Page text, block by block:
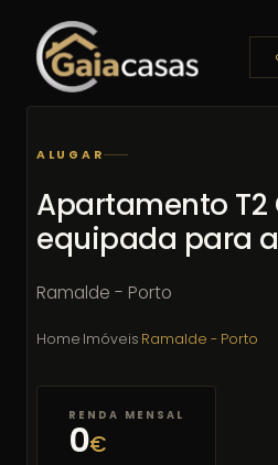
ALUGAR
Apartamento T2
equipada para
Ramalde - Porto
Home·Imóveis·Ramalde - Porto
RENDA MENSAL
0€